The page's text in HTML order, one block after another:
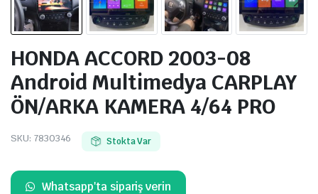
HONDA ACCORD 2003-08
Android Multimedya CARPLAY
ÖN/ARKA KAMERA 4/64 PRO
SKU: 7830346 Stokta Var
Whatsapp'ta sipariş verin